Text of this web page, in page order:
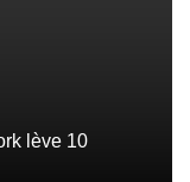
lève 10